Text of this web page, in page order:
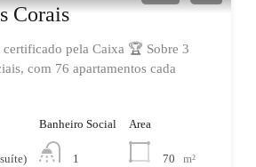
Corais
pela Caixa 🏆 Sobre 3
com 76 apartamentos cada
Banheiro Social
1
Area
70 m²